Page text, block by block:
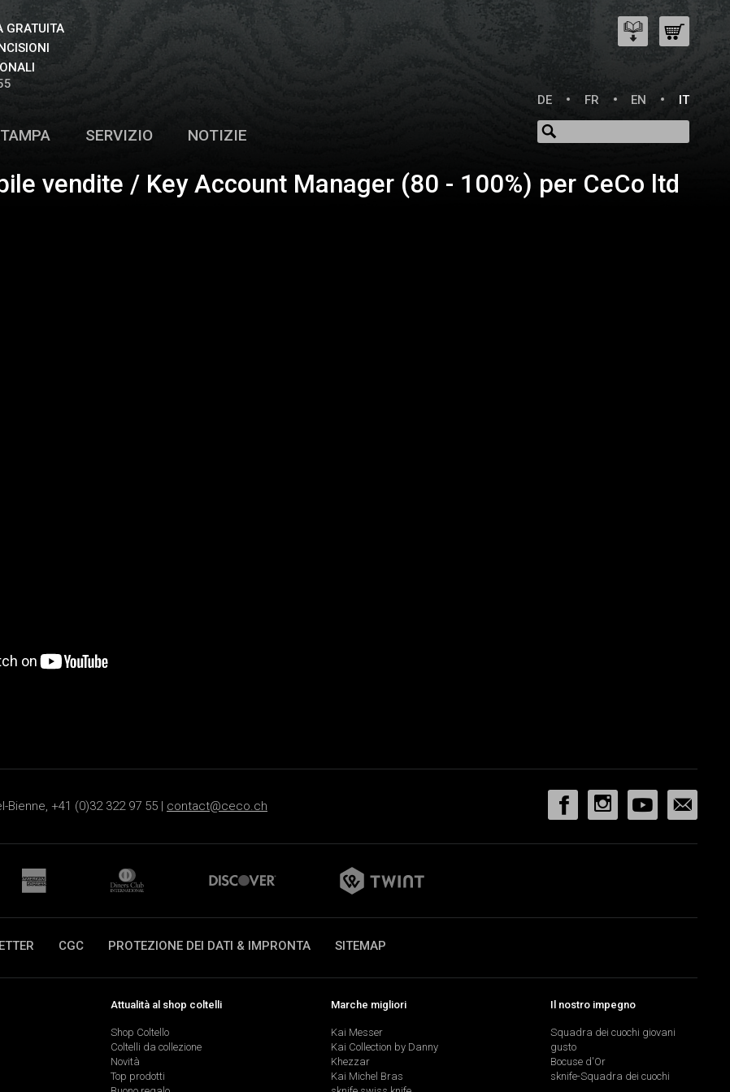
GRATUITA
DE
FR EN IT
SERVIZIO NOTIZIE
vendite / Key Account Manager (80 - 100%) per CeCo ltd
+41 (0)32 322 97 55 | contact@ceco.ch
CGC PROTEZIONE DEI DATI & IMPRONTA SITEMAP
Attualità al shop coltelli
Shop Coltello
Coltelli da collezione
Novità
Top prodotti
Marche migliori
Kai Messer
Kai Collection by Danny
Khezzar
Kai Michel Bras
Il nostro impegno
Squadra dei cuochi giovani
gusto
Bocuse d'Or
sknife-Squadra dei cuochi